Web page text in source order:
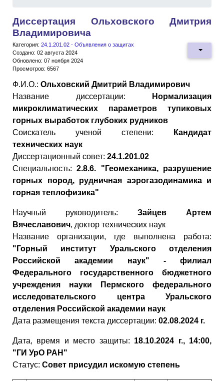
Диссертация Ольховского Дмитрия
Владимировича
Категория: 24.1.201.02 - Объявления о защитах
Создано: 02 августа 2024
Обновлено: 07 ноября 2024
Просмотров: 6567
Ф.И.О.: Ольховский Дмитрий Владимирович
Название диссертации:
Нормализация
микроклиматических параметров тупиковых
горных выработок глубоких рудников
Cоискатель ученой степени: Кандидат
технических наук
Диссертационный совет: 24.1.201.02
Специальность:2.8.6. "Геомеханика, разрушение
горных пород, рудничная аэрогазодинамика и
горная теплофизика"
Научный руководитель: Зайцев Артем
Вячеславович, доктор технических наук
Название организации, где выполнена работа:
"Горный институт Уральского отделения
Российской академии наук" - филиал
Федерального государственного бюджетного
учреждения науки Пермского федерального
исследовательского центра Уральского
отделения Российской академии наук
Дата размещения текста диссертации: 02.08.2024 г.
Дата, время и место защиты: 18.10.2024 г., 14:00,
"ГИ УрО РАН"
Статус: Совет присудил искомую степень